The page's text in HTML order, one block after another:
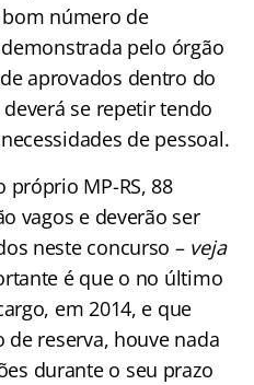
número de
pelo órgão
aprovados dentro do
se repetir tendo
de pessoal.
próprio MP-RS, 88
vagos e deverão ser
neste concurso –veja
é que o no último
em 2014, e que
de reserva, houve nada
durante o seu prazo